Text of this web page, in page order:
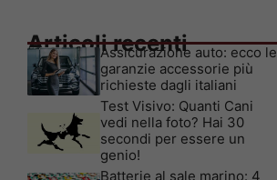
Articoli recenti
Assicurazione auto: ecco le
garanzie accessorie più
richieste dagli italiani
Test Visivo: Quanti Cani
vedi nella foto? Hai 30
secondi per essere un
genio!
Batterie al sale marino: 4